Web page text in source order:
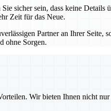
sicher sein, dass keine
Zeit für das Neue.
Partner an Ihrer
ohne Sorgen.
Wir bieten Ihnen nicht